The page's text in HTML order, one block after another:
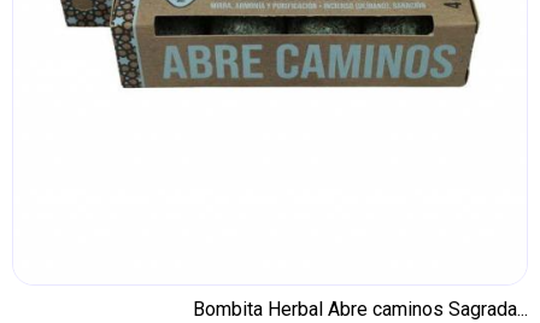
Bombita Herbal Abre caminos Sagrada...